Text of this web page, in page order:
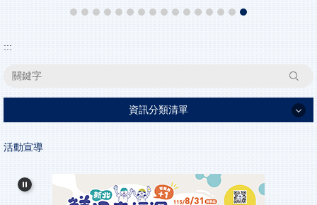
:::
搜尋
資訊分類清單
行政單位
活動宣導